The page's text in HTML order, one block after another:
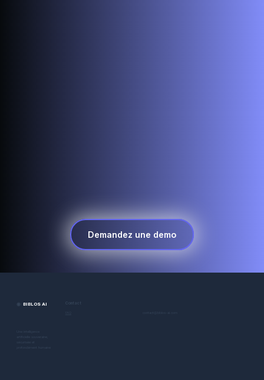
Demandez une demo
Une intelligence
artificielle souveraine,
sécurisée et
profondément humaine
◉BIBLOS AI Contact
contact@biblos-ai.com